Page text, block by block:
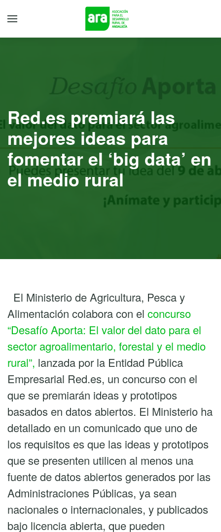
Red.es premiará las
mejores ideas para
fomentar el ‘big data’ en
el medio rural
El Ministerio de Agricultura, Pesca y
Alimentación colabora con el concurso
“Desafío Aporta: El valor del dato para el
sector agroalimentario, forestal y el medio
rural”, lanzada por la Entidad Pública
Empresarial Red.es, un concurso con el
que se premiarán ideas y prototipos
basados en datos abiertos. El Ministerio ha
detallado en un comunicado que uno de
los requisitos es que las ideas y prototipos
que se presenten utilicen al menos una
fuente de datos abiertos generados por las
Administraciones Públicas, ya sean
nacionales o internacionales, y publicados
bajo licencia abierta, que pueden